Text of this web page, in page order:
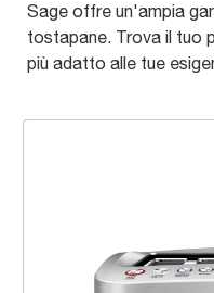
Sage offre un'ampia
tostapane. Trova il tuo
più adatto alle tue
the Smart Toast™ per 4 fette